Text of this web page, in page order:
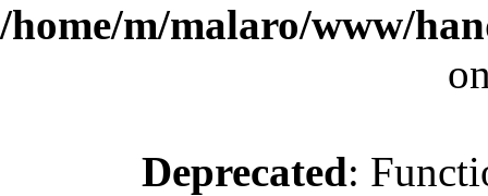
/home/m/malaro/www/
Deprecated: